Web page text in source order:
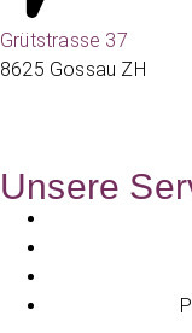
Grütstrasse 37
8625 Gossau ZH
Unsere